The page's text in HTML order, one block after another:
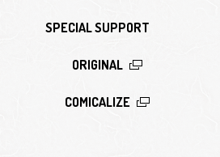
SPECIAL SUPPORT
ORIGINAL
COMICALIZE